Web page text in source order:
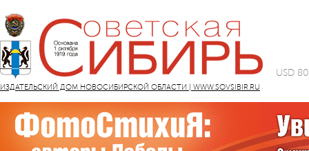
ИЗДАТЕЛЬСКИЙ ДОМ НОВОСИБИРСКОЙ ОБЛАСТИ | WWW.SOVSIBIR.RU
USD